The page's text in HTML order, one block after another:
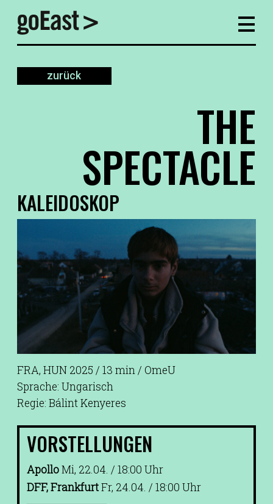
zurück
THE
SPECTACLE
KALEIDOSKOP
FRA, HUN 2025 / 13 min / OmeU
Sprache: Ungarisch
Regie: Bálint Kenyeres
VORSTELLUNGEN
ApolloMi, 22.04. / 18:00 Uhr
DFF, FrankfurtFr, 24.04. / 18:00 Uhr